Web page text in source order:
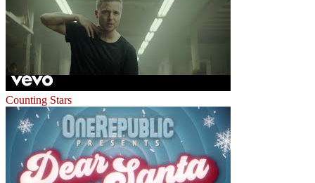
Counting Stars